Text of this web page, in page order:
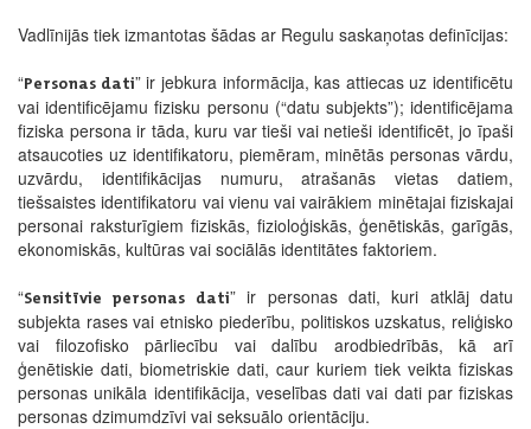
Vadlīnijās tiek izmantotas šādas ar Regulu saskaņotas definīcijas:
“Personas dati” ir jebkura informācija, kas attiecas uz identificētu
vai identificējamu fizisku personu (“datu subjekts”); identificējama
fiziska persona ir tāda, kuru var tieši vai netieši identificēt, jo īpaši
atsaucoties uz identifikatoru, piemēram, minētās personas vārdu,
uzvārdu, identifikācijas numuru, atrašanās vietas datiem,
tiešsaistes identifikatoru vai vienu vai vairākiem minētajai fiziskajai
personai raksturīgiem fiziskās, fizioloģiskās, ģenētiskās, garīgās,
ekonomiskās, kultūras vai sociālās identitātes faktoriem.
“Sensitīvie personas dati” ir personas dati, kuri atklāj datu
subjekta rases vai etnisko piederību, politiskos uzskatus, reliģisko
vai filozofisko pārliecību vai dalību arodbiedrībās, kā arī
ģenētiskie dati, biometriskie dati, caur kuriem tiek veikta fiziskas
personas unikāla identifikācija, veselības dati vai dati par fiziskas
personas dzimumdzīvi vai seksuālo orientāciju.